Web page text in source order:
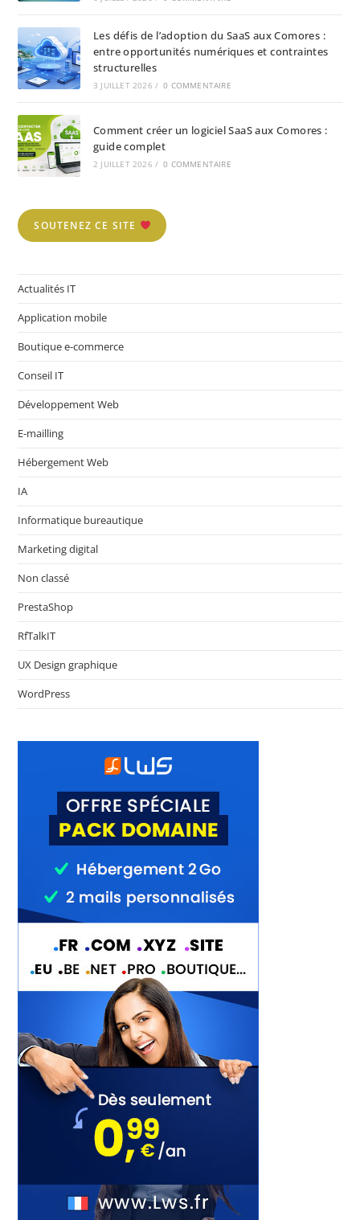
Les défis de l’adoption du SaaS aux Comores :
entre opportunités numériques et contraintes
structurelles
3 JUILLET 2026 / 0 COMMENTAIRE
Comment créer un logiciel SaaS aux Comores :
guide complet
2 JUILLET 2026 / 0 COMMENTAIRE
SOUTENEZ CE SITE
Actualités IT
Application mobile
Boutique e-commerce
Conseil IT
Développement Web
E-mailling
Hébergement Web
IA
Informatique bureautique
Marketing digital
Non classé
PrestaShop
RfTalkIT
UX Design graphique
WordPress